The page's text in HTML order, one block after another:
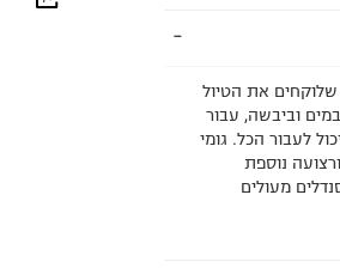
את הטיול
וביבשה, עבור
לעבור הכל. גומי
בחלק העליון והתחתון של הסוליה, חלק אמצעי שעשוי EVA ורצועה נוספת
מעולים